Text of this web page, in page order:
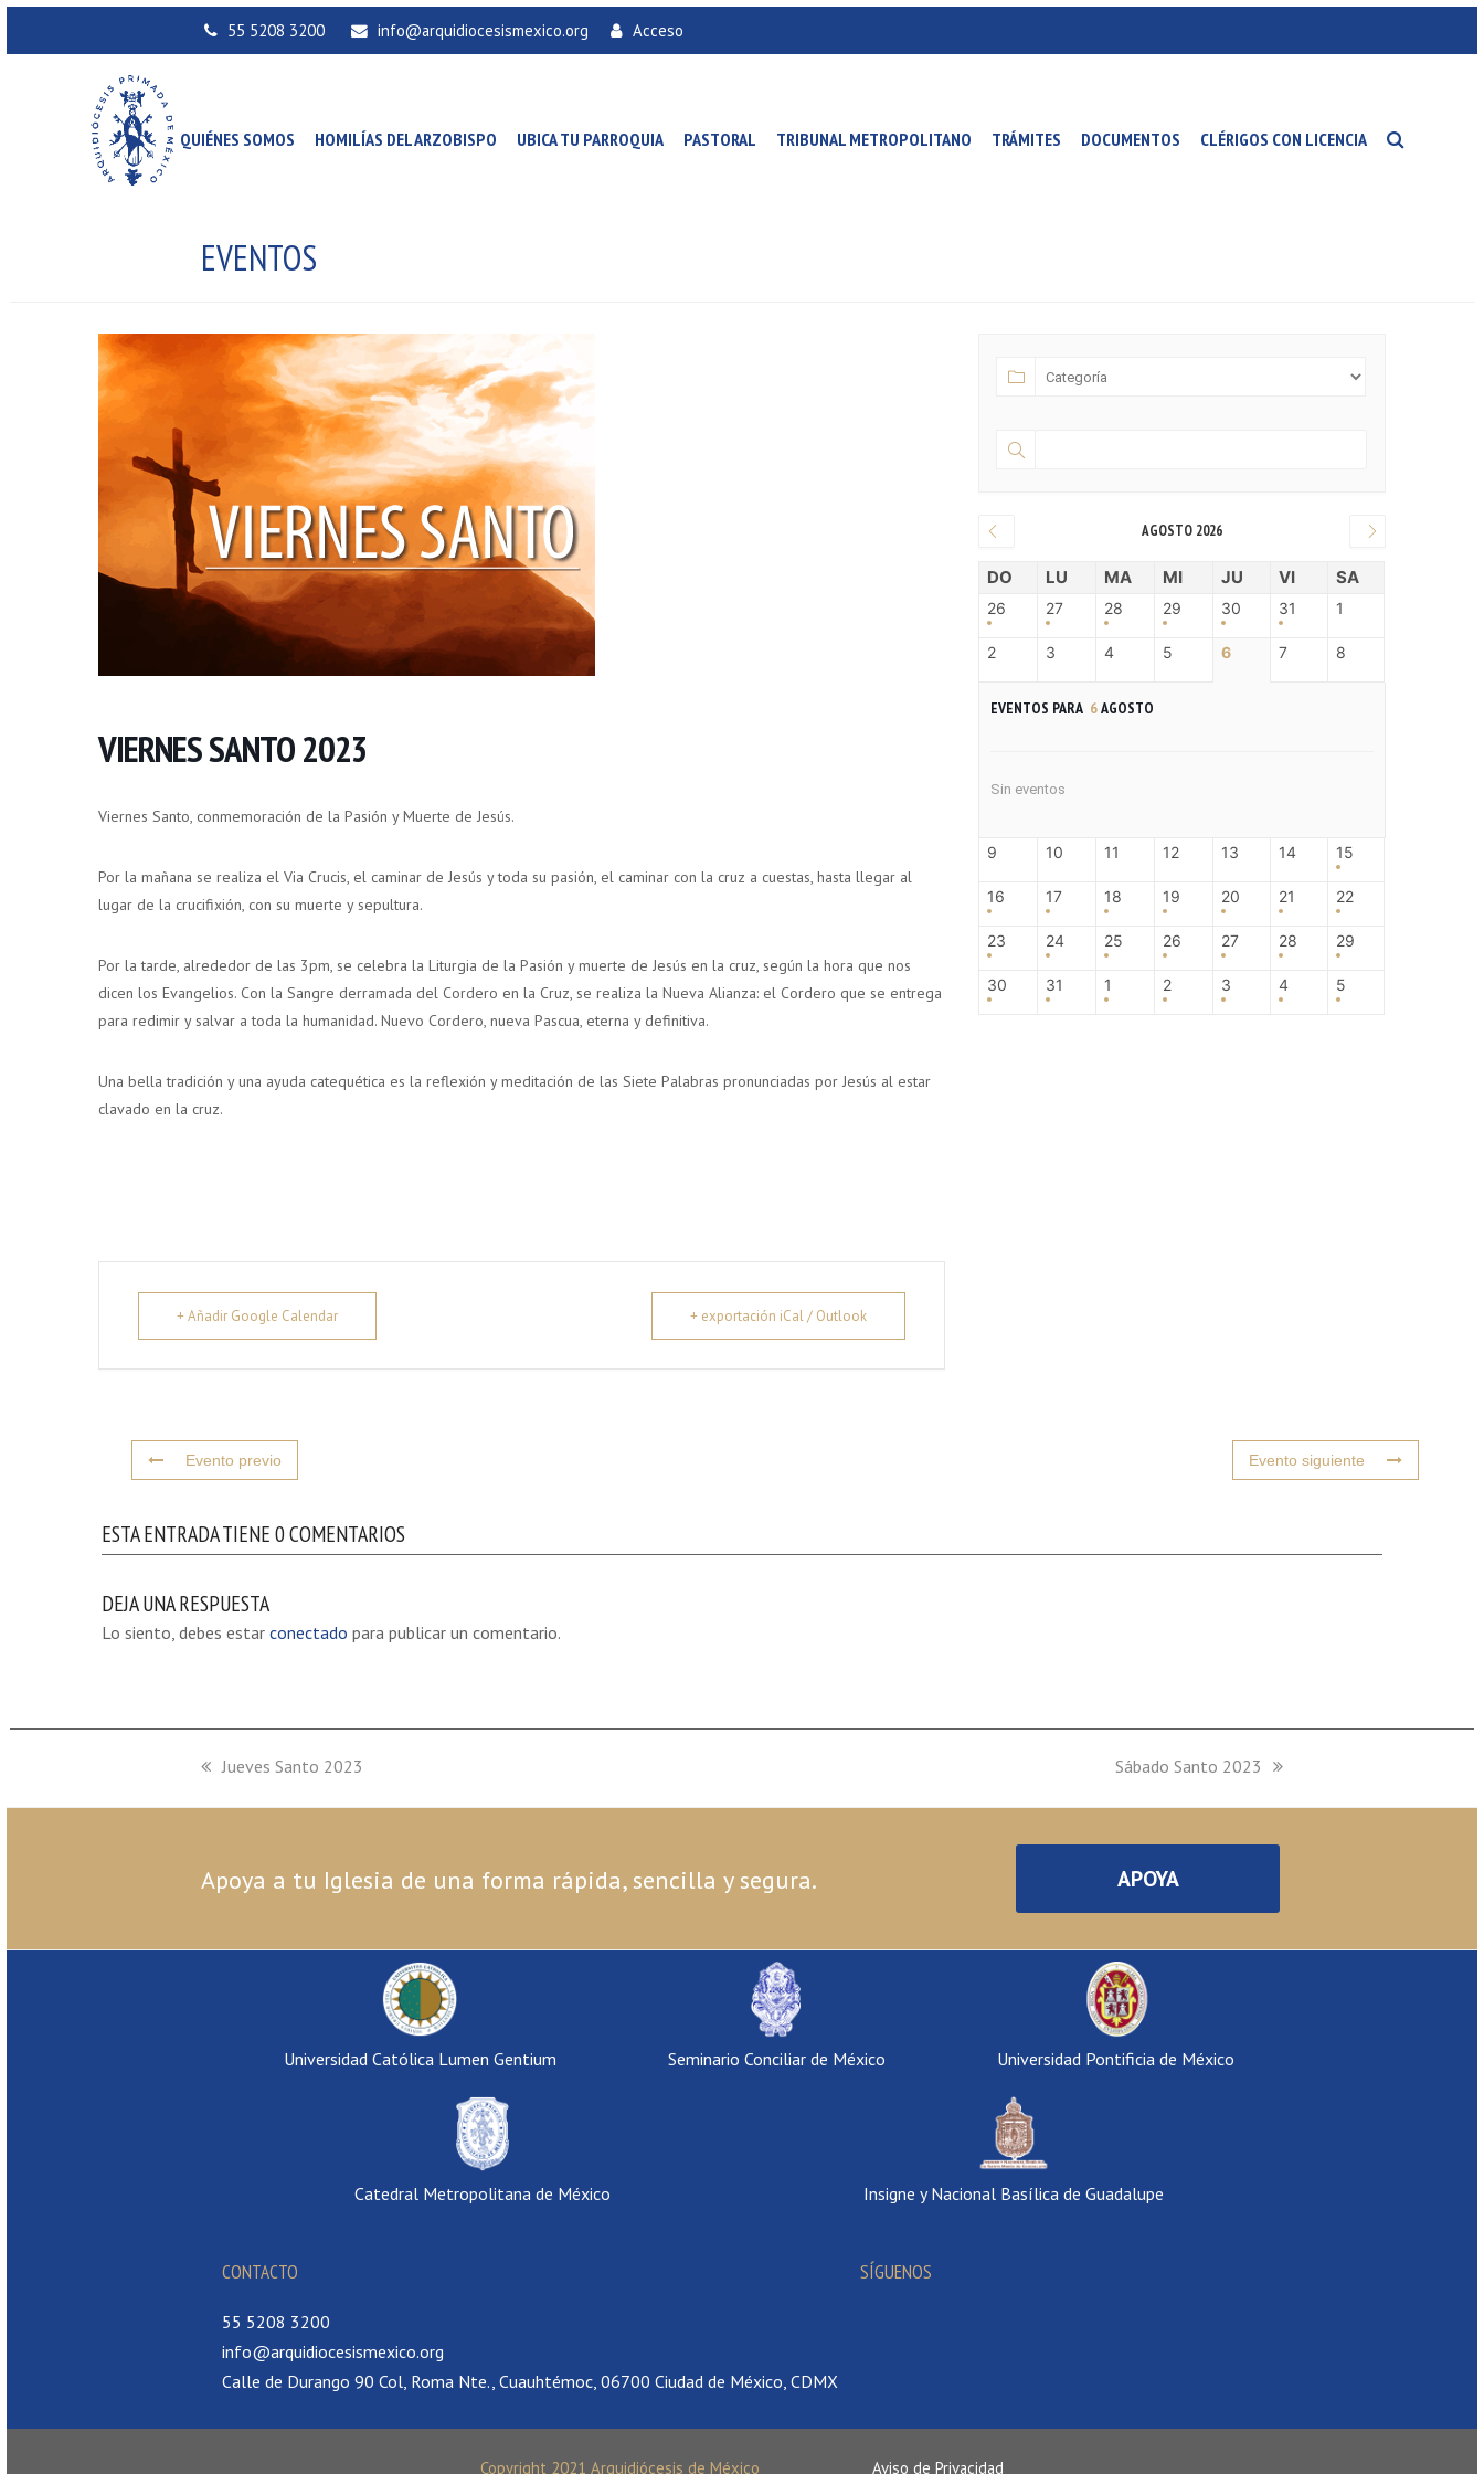
55 5208 3200 info@arquidiocesismexico.org Acceso
QUIÉNES SOMOS HOMILÍAS DEL ARZOBISPO UBICA TU PARROQUIA PASTORAL TRIBUNAL METROPOLITANO TRÁMITES DOCUMENTOS CLÉRIGOS CON LICENCIA
EVENTOS
VIERNES SANTO 2023
Viernes Santo, conmemoración de la Pasión y Muerte de Jesús.
Por la mañana se realiza el Via Crucis, el caminar de Jesús y toda su pasión, el caminar con la cruz a cuestas, hasta llegar al
lugar de la crucifixión, con su muerte y sepultura.
Por la tarde, alrededor de las 3pm, se celebra la Liturgia de la Pasión y muerte de Jesús en la cruz, según la hora que nos
dicen los Evangelios. Con la Sangre derramada del Cordero en la Cruz, se realiza la Nueva Alianza: el Cordero que se entrega
para redimir y salvar a toda la humanidad. Nuevo Cordero, nueva Pascua, eterna y definitiva.
Una bella tradición y una ayuda catequética es la reflexión y meditación de las Siete Palabras pronunciadas por Jesús al estar
clavado en la cruz.
+ Añadir Google Calendar + exportación iCal / Outlook
AGOSTO 2026
DO LU MA MI JU VI SA
26 27 28 29 30 31 1
2 3 4 5 6 7 8
EVENTOS PARA 6AGOSTO
Sin eventos
9 10 11 12 13 14 15
16 17 18 19 20 21 22
23 24 25 26 27 28 29
30 31 1 2 3 4 5
Evento previo Evento siguiente
ESTA ENTRADA TIENE 0 COMENTARIOS
DEJA UNA RESPUESTA
Lo siento, debes estar conectado para publicar un comentario.
previous
Jueves Santo 2023
next
Sábado Santo 2023
Apoya a tu Iglesia de una forma rápida, sencilla y segura. APOYA
Universidad Católica Lumen Gentium Seminario Conciliar de México Universidad Pontificia de México
Catedral Metropolitana de México Insigne y Nacional Basílica de Guadalupe
CONTACTO
55 5208 3200
info@arquidiocesismexico.org
Calle de Durango 90 Col, Roma Nte., Cuauhtémoc, 06700 Ciudad de México, CDMX
SÍGUENOS
Copyright 2021 Arquidiócesis de México Aviso de Privacidad